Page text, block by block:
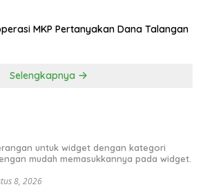
MKP Pertanyakan Dana Talangan
Selengkapnya
untuk widget dengan kategori
mudah memasukkannya pada widget.
8, 2026